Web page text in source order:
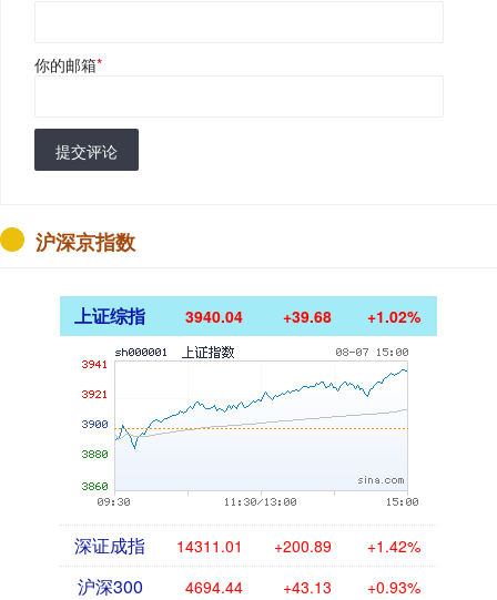
你的邮箱*
提交评论
沪深京指数
上证综指 3940.04 +39.68 +1.02%
深证成指 14311.01 +200.89 +1.42%
沪深300 4694.44 +43.13 +0.93%